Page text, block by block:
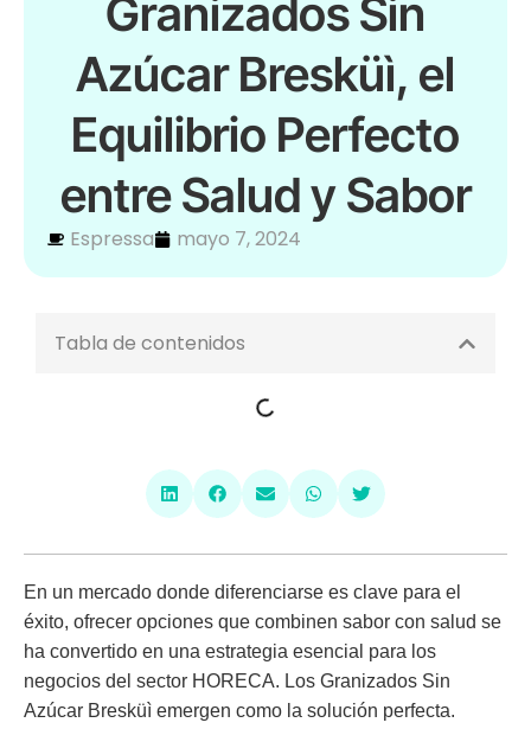
Granizados Sin
Azúcar Bresküì, el
Equilibrio Perfecto
entre Salud y Sabor
Espressa mayo 7, 2024
Tabla de contenidos
En un mercado donde diferenciarse es clave para el
éxito, ofrecer opciones que combinen sabor con salud se
ha convertido en una estrategia esencial para los
negocios del sector HORECA. Los Granizados Sin
Azúcar Bresküì emergen como la solución perfecta.